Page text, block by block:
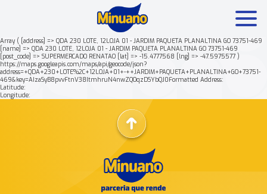
Array ( [address] => QDA 230 LOTE, 12LOJA 01 - JARDIM PAQUETA PLANALTINA GO 73751-469
[name] => QDA 230 LOTE, 12LOJA 01 - JARDIM PAQUETA PLANALTINA GO 73751-469
[post_code] => SUPERMERCADO RENATAO [lat] => -15.4777568 [lng] => -47.5975577 )
https://maps.googleapis.com/maps/api/geocode/json?
address=+QDA+230+LOTE%2C+12LOJA+01+-++JARDIM+PAQUETA+PLANALTINA+GO+73751-
469&key=AIzaSyB8pvvFtnV38ItmhruN4nwZQOqzDSYbQJ0Formatted Address:
Latitude:
Longitude:
Mais buscados: Produtos Minuano Rende +
Nossa história